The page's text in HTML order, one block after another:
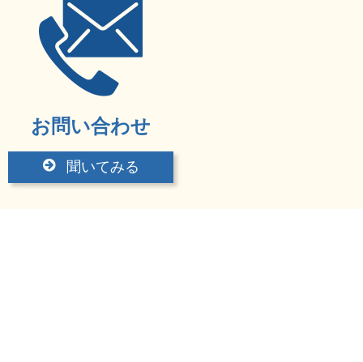
お問い合わせ
聞いてみる